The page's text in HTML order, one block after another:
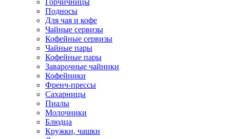
Горчичницы
Подносы
Для чая и кофе
Чайные сервизы
Кофейные сервизы
Чайные пары
Кофейные пары
Заварочные чайники
Кофейники
Френч-прессы
Сахарницы
Пиалы
Молочники
Блюдца
Кружки, чашки